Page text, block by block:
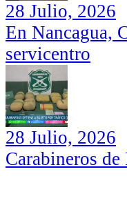
28 Julio, 2026
En Nancagua,
servicentro
28 Julio, 2026
Carabineros